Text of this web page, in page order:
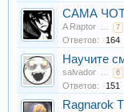
САМА
A Raptor ... 7
Ответов: 164
Научите
salvador ... 6
Ответов: 151
Ragnarok